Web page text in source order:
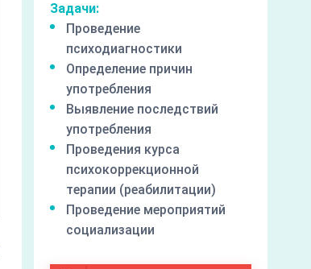
Задачи:
Проведение
психодиагностики
Определение причин
употребления
Выявление последствий
употребления
Проведения курса
психокоррекционной
терапии (реабилитации)
Проведение мероприятий
социализации